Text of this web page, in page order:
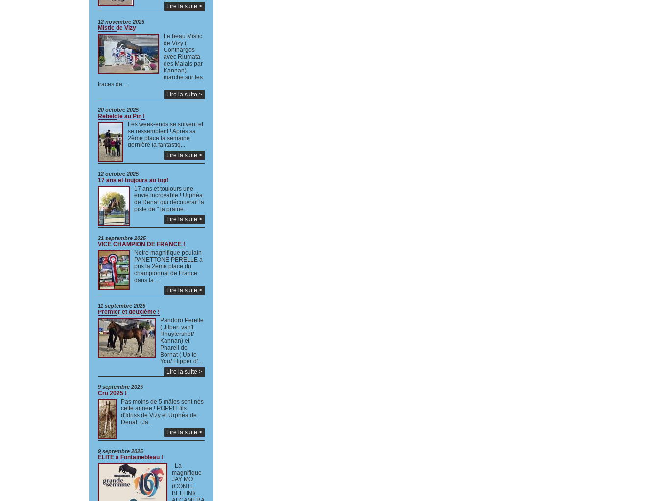
Lire la suite >
12 novembre 2025
Mistic de Vizy
Le beau Mistic
de Vizy (
Conthargos
avec Riumata
des Malais par
Kannan)
marche sur les
traces de ...
Lire la suite >
20 octobre 2025
Rebelote au Pin !
Les week-ends se suivent et
se ressemblent ! Après sa
2ème place la semaine
dernière la fantastiq...
Lire la suite >
12 octobre 2025
17 ans et toujours au top!
17 ans et toujours une
envie incroyable ! Urphéa
de Denat qui découvrait la
piste de " la prairie...
Lire la suite >
21 septembre 2025
VICE CHAMPION DE FRANCE !
Notre magnifique poulain
PANETTONE PERELLE a
pris la 2ème place du
championnat de France
dans la ...
Lire la suite >
11 septembre 2025
Premier et deuxième !
Pandoro Perelle
( Jilbert van't
Rhuytershof/
Kannan) et
Pharell de
Bornat ( Up to
You/ Flipper d'...
Lire la suite >
9 septembre 2025
Cru 2025 !
Pas moins de 5 mâles sont nés
cette année ! POPPIT fils
d'Idriss de Vizy et Urphéa de
Denat (Ja...
Lire la suite >
9 septembre 2025
ÉLITE à Fontainebleau !
La
magnifique
JAY MO
(CONTE
BELLINI/